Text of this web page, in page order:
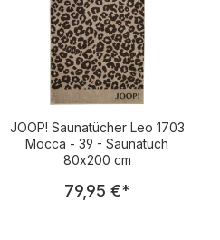
JOOP! Saunatücher Leo 1703
Mocca - 39 - Saunatuch
80x200 cm
Regulärer Preis:
79,95 €*